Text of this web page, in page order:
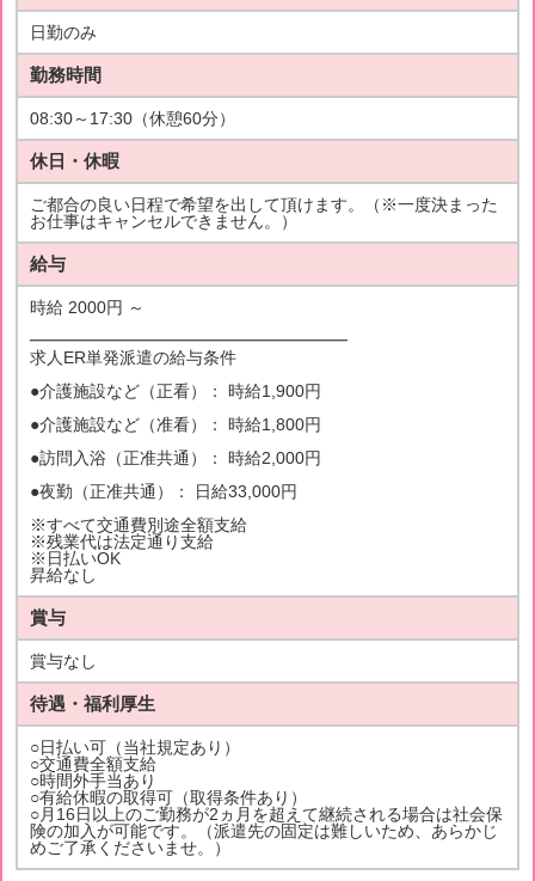
日勤のみ
勤務時間
08:30～17:30（休憩60分）
休日・休暇
ご都合の良い日程で希望を出して頂けます。（※一度決まった
お仕事はキャンセルできません。）
給与
時給 2000円 ～
━━━━━━━━━━━━━━━━━━━
求人ER単発派遣の給与条件
●介護施設など（正看）： 時給1,900円
●介護施設など（准看）： 時給1,800円
●訪問入浴（正准共通）： 時給2,000円
●夜勤（正准共通）： 日給33,000円
※すべて交通費別途全額支給
※残業代は法定通り支給
※日払いOK
昇給なし
賞与
賞与なし
待遇・福利厚生
○日払い可（当社規定あり）
○交通費全額支給
○時間外手当あり
○有給休暇の取得可（取得条件あり）
○月16日以上のご勤務が2ヵ月を超えて継続される場合は社会保
険の加入が可能です。（派遣先の固定は難しいため、あらかじ
めご了承くださいませ。）